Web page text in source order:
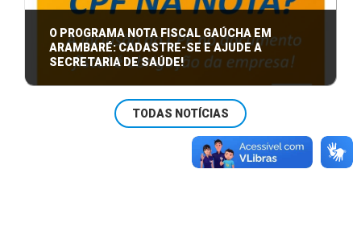
O PROGRAMA NOTA FISCAL GAÚCHA EM
ARAMBARÉ: CADASTRE-SE E AJUDE A
SECRETARIA DE SAÚDE!
Participe do Programa Nota Fiscal Gaúcha e ajude a
beneficiar a Secretaria de Saúde de ...
TODAS NOTÍCIAS